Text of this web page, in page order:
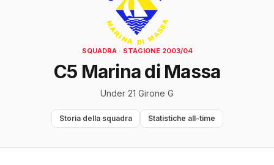
SQUADRA · STAGIONE 2003/04
C5 Marina di Massa
Under 21 Girone G
Storia della squadra Statistiche all-time